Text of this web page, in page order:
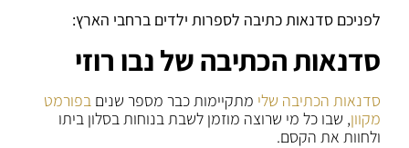
לפניכם סדנאות כתיבה לספרות ילדים ברחבי הארץ:
סדנאות הכתיבה של נבו רוזי
סדנאות הכתיבה שלי מתקיימות כבר מספר שניםבפורמט
מקוון, שבו כל מי שרוצה מוזמן לשבת בנוחות בסלון ביתו
ולחוות את הקסם.